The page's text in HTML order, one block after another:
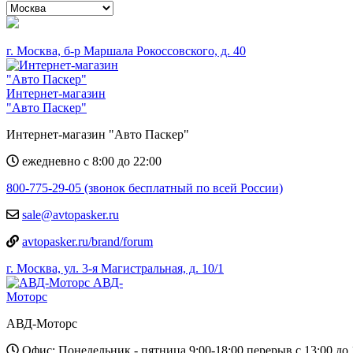
г. Москва, б-р Маршала Рокоссовского, д. 40
Интернет-магазин
"Авто Паскер"
Интернет-магазин "Авто Паскер"
ежедневно с 8:00 до 22:00
800-775-29-05 (звонок бесплатный по всей России)
sale@avtopasker.ru
avtopasker.ru/brand/forum
г. Москва, ул. 3-я Магистральная, д. 10/1
АВД-
Моторс
АВД-Моторс
Офис: Понедельник - пятница 9:00-18:00 перерыв с 13:00 до